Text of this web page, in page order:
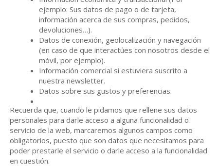
ejemplo: Sus datos de pago o de tarjeta,
información acerca de sus compras, pedidos,
devoluciones…).
Datos de conexión, geolocalización y navegación
(en caso de que interactúes con nosotros desde el
móvil, por ejemplo).
Información comercial si estuviera suscrito a
nuestra newsletter.
Datos sobre sus gustos y preferencias.
Recuerda que, cuando le pidamos que rellene sus datos
personales para darle acceso a alguna funcionalidad o
servicio de la web, marcaremos algunos campos como
obligatorios, puesto que son datos que necesitamos para
poder prestarle el servicio o darle acceso a la funcionalidad
en cuestión.